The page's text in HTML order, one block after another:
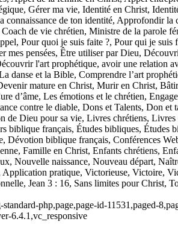
Gérer ma vie, Identité en Christ,
de ton identité, Approfondir
de vie chrétien, Ministre de la parole
Pour quoi je suis faite ?, Pour qui je
pensées, Être utiliser par Dieu,
l'art prophétique, avoir une
danse et la Bible, Comprendre l’art
mature en Christ, Murir en Christ,
d’âme, Les émotions et le chrétien,
contre le diable, Dons et Talents, Don
Dieu pour sa vie, Livres chrétiens,
biblique français, Études bibliques,
biblique français, Conférences
Famille en Christ, Enfants chrétiens,
Nouvelle naissance, Nouveau départ,
Application pratique, Victorieuse,
Jean 3 : 16, Sans limites pour Christ,
php,page,page-id-11531,paged-
6.4.1,vc_responsive